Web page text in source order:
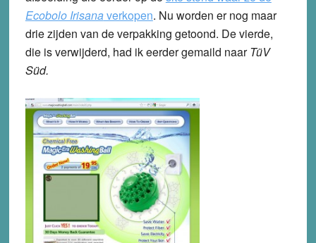
Ecobolo Irisanaverkopen. Nu worden er nog maar
drie zijden van de verpakking getoond. De vierde,
die is verwijderd, had ik eerder gemaild naarTüV
Süd.